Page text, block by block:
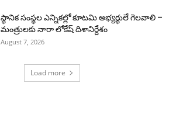
స్థానిక సంస్థల ఎన్నికల్లో కూటమి అభ్యర్థులే గెలవాలి –
మంత్రులకు నారా లోకేష్ దిశానిర్దేశం
August 7, 2026
Load more